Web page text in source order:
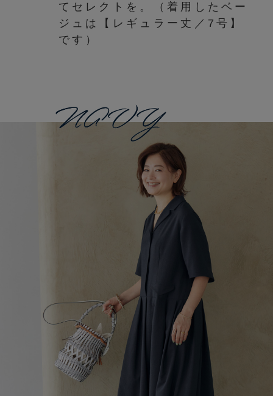
てセレクトを。（着用したベー
ジュは【レギュラー丈／7号】
です）